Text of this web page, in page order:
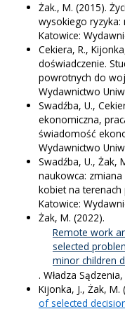
Żak., M. (2015).
wysokiego ryzyka:
Katowice:
Cekiera, R.,
doświadczenie.
powrotnych do
Wydawnictwo
Swadźba, U.,
ekonomiczna,
świadomość
Wydawnictwo
Swadźba, U., Żak,
naukowca: zmiana
kobiet na terenach
Katowice:
Żak, M. (2022).
Remote work
selected
minor children
. Władza
Kijonka, J., Żak, M.
of selected